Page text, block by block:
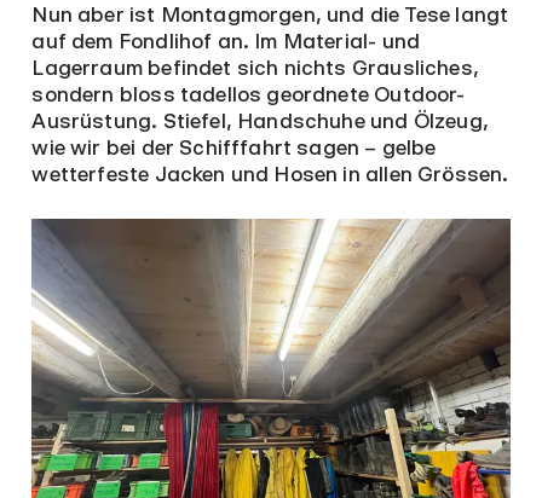
Nun aber ist Montagmorgen, und die Tese langt
auf dem Fondlihof an. Im Material- und
Lagerraum befindet sich nichts Grausliches,
sondern bloss tadellos geordnete Outdoor-
Ausrüstung. Stiefel, Handschuhe und Ölzeug,
wie wir bei der Schifffahrt sagen – gelbe
wetterfeste Jacken und Hosen in allen Grössen.